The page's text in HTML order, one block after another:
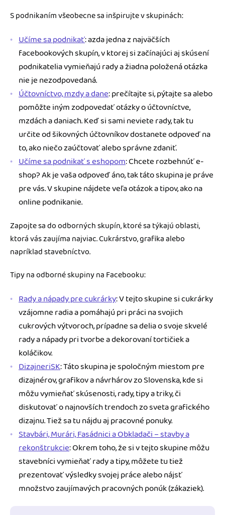
S podnikaním všeobecne sa inšpirujte v skupinách:
Učíme sa podnikať: azda jedna z najväčších
facebookových skupín, v ktorej si začínajúci aj skúsení
podnikatelia vymieňajú rady a žiadna položená otázka
nie je nezodpovedaná.
Účtovníctvo, mzdy a dane: prečítajte si, pýtajte sa alebo
pomôžte iným zodpovedať otázky o účtovníctve,
mzdách a daniach. Keď si sami neviete rady, tak tu
určite od šikovných účtovníkov dostanete odpoveď na
to, ako niečo zaúčtovať alebo správne zdaniť.
Učíme sa podnikať s eshopom: Chcete rozbehnúť e-
shop? Ak je vaša odpoveď áno, tak táto skupina je práve
pre vás. V skupine nájdete veľa otázok a tipov, ako na
online podnikanie.
Zapojte sa do odborných skupín, ktoré sa týkajú oblasti,
ktorá vás zaujíma najviac. Cukrárstvo, grafika alebo
napríklad stavebníctvo.
Tipy na odborné skupiny na Facebooku:
Rady a nápady pre cukrárky: V tejto skupine si cukrárky
vzájomne radia a pomáhajú pri práci na svojich
cukrových výtvoroch, prípadne sa delia o svoje skvelé
rady a nápady pri tvorbe a dekorovaní tortičiek a
koláčikov.
DizajneriSK: Táto skupina je spoločným miestom pre
dizajnérov, grafikov a návrhárov zo Slovenska, kde si
môžu vymieňať skúsenosti, rady, tipy a triky, či
diskutovať o najnovších trendoch zo sveta grafického
dizajnu. Tiež sa tu nájdu aj pracovné ponuky.
Stavbári, Murári, Fasádnici a Obkladači – stavby a
rekonštrukcie: Okrem toho, že si v tejto skupine môžu
stavebníci vymieňať rady a tipy, môžete tu tiež
prezentovať výsledky svojej práce alebo nájsť
množstvo zaujímavých pracovných ponúk (zákaziek).